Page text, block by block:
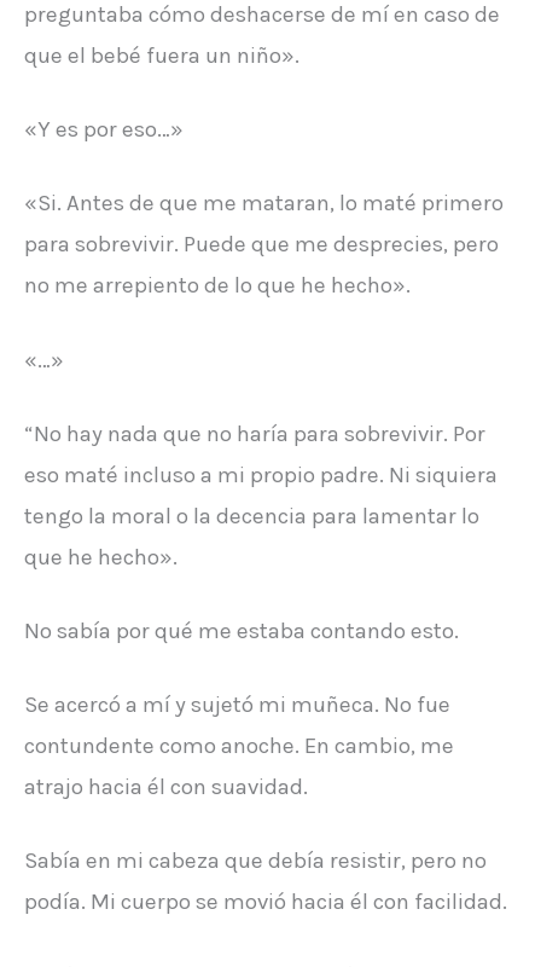
preguntaba cómo deshacerse de mí en caso de
que el bebé fuera un niño».
«Y es por eso…»
«Si. Antes de que me mataran, lo maté primero
para sobrevivir. Puede que me desprecies, pero
no me arrepiento de lo que he hecho».
«…»
“No hay nada que no haría para sobrevivir. Por
eso maté incluso a mi propio padre. Ni siquiera
tengo la moral o la decencia para lamentar lo
que he hecho».
No sabía por qué me estaba contando esto.
Se acercó a mí y sujetó mi muñeca. No fue
contundente como anoche. En cambio, me
atrajo hacia él con suavidad.
Sabía en mi cabeza que debía resistir, pero no
podía. Mi cuerpo se movió hacia él con facilidad.